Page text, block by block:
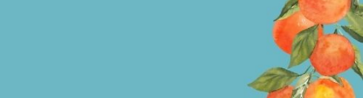
POGLEDAJTE